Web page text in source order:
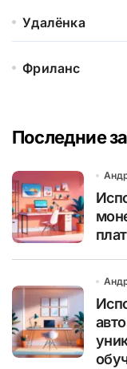
Удалёнка
Фриланс
Последние